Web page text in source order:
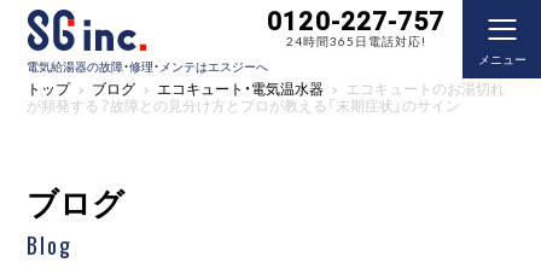
電気給湯器の故障・修理・メンテはエスジーへ
0120-227-757
24時間365日電話対応!
メニュー
トップ ブログ エコキュート・電気温水器 エコキュートのお湯切れ
が頻発する？故障との見分け方とプロが教える「末期症状」のサイン
ブログ
Blog